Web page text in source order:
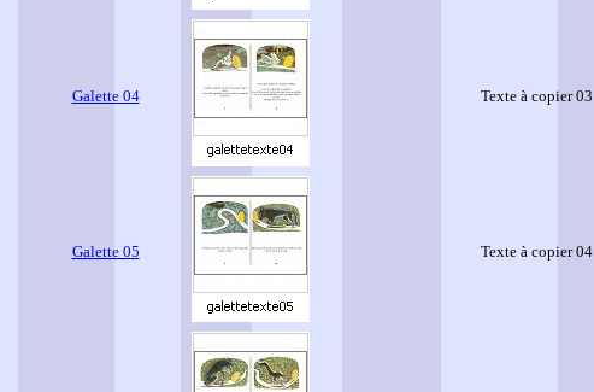
Galette 04 Texte à copier 03
Galette 05 Texte à copier 04